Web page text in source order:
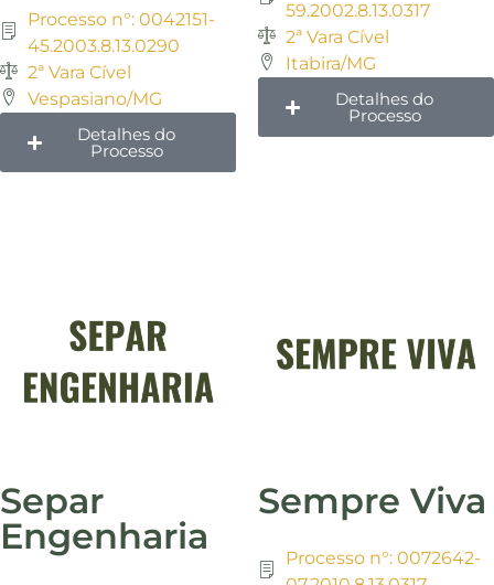
Processo n°: 0042151-
45.2003.8.13.0290
2ª Vara Cível
Vespasiano/MG
Detalhes do
Processo
59.2002.8.13.0317
2ª Vara Cível
Itabira/MG
Detalhes do
Processo
Separ
Engenharia
Sempre Viva
Processo n°: 0072642-